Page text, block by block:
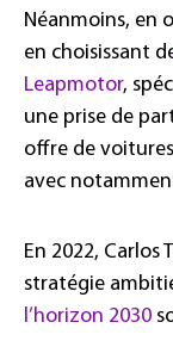
Néanmoins, en
en choisissant
Leapmotor,
une prise de
offre de
avec
En 2022, Carlos
stratégie
l’horizon 2030